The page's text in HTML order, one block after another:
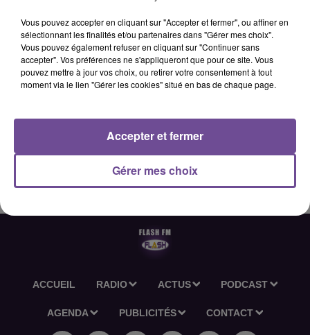
12 mai 2026 - 1 min 22 sec
HOROSCOPE FLASH FM - 12 05 2026
Découvrez l'horoscope Flash FM du 12 05 2026
ACCUEIL RADIO ACTUS PODCAST
AGENDA PUBLICITÉS CONTACT
Vous pouvez accepter en cliquant sur "Accepter et fermer", ou affiner en
sélectionnant les finalités et/ou partenaires dans "Gérer mes choix".
Vous pouvez également refuser en cliquant sur "Continuer sans
accepter". Vos préférences ne s'appliqueront que pour ce site. Vous
pouvez mettre à jour vos choix, ou retirer votre consentement à tout
moment via le lien "Gérer les cookies" situé en bas de chaque page.
Gérer mes choix
Accepter et fermer